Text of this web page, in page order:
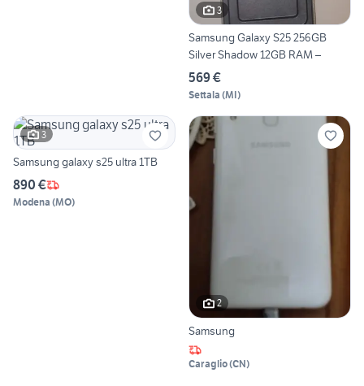
3
Samsung Galaxy S25 256GB
Silver Shadow 12GB RAM –
569 €
Settala (MI)
3
Samsung galaxy s25 ultra 1TB
890 €
Modena (MO)
2
Samsung
Caraglio(CN)